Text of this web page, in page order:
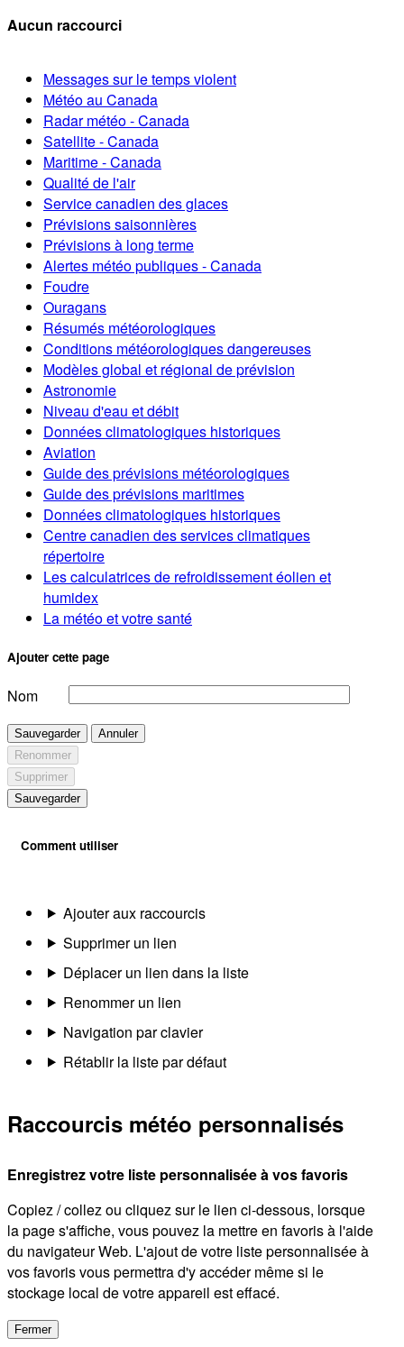
Aucun raccourci
Messages sur le temps violent
Météo au Canada
Radar météo - Canada
Satellite - Canada
Maritime - Canada
Qualité de l'air
Service canadien des glaces
Prévisions saisonnières
Prévisions à long terme
Alertes météo publiques - Canada
Foudre
Ouragans
Résumés météorologiques
Conditions météorologiques dangereuses
Modèles global et régional de prévision
Astronomie
Niveau d'eau et débit
Données climatologiques historiques
Aviation
Guide des prévisions météorologiques
Guide des prévisions maritimes
Données climatologiques historiques
Centre canadien des services climatiques
répertoire
Les calculatrices de refroidissement éolien et
humidex
La météo et votre santé
Ajouter cette page
Nom
Sauvegarder
Annuler
Renommer
Supprimer
Sauvegarder
Comment utiliser
Ajouter aux raccourcis
Supprimer un lien
Déplacer un lien dans la liste
Renommer un lien
Navigation par clavier
Rétablir la liste par défaut
Raccourcis météo personnalisés
Enregistrez votre liste personnalisée à vos favoris
Copiez / collez ou cliquez sur le lien ci-dessous, lorsque
la page s'affiche, vous pouvez la mettre en favoris à l'aide
du navigateur Web. L'ajout de votre liste personnalisée à
vos favoris vous permettra d'y accéder même si le
stockage local de votre appareil est effacé.
Fermer